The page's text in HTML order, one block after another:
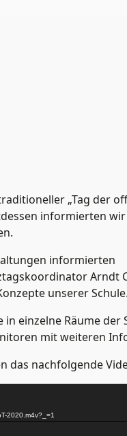
„Tag der
informierten
informierten
Arndt
unserer Schule.
einzelne Räume der
mit weiteren
das nachfolgende
2020.m4v?_=1